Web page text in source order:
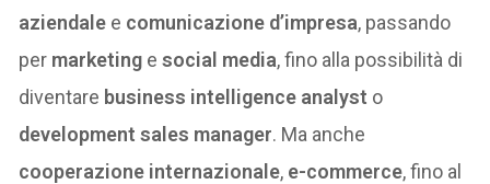
aziendale e comunicazione d’impresa, passando
per marketing esocial media, fino alla possibilità di
diventare business intelligence analyst o
development sales manager. Ma anche
cooperazione internazionale, e-commerce, fino al